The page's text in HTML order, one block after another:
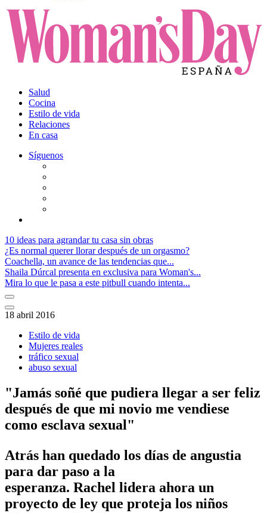
Salud
Cocina
Estilo de vida
Relaciones
En casa
Síguenos
10 ideas para agrandar tu casa sin obras
¿Es normal querer llorar después de un orgasmo?
Coachella, un avance de las tendencias que...
Shaila Dúrcal presenta en exclusiva para Woman's...
Mira lo que le pasa a este pitbull cuando intenta...
18 abril 2016
Estilo de vida
Mujeres reales
tráfico sexual
abuso sexual
"Jamás soñé que pudiera llegar a ser feliz
después de que mi novio me vendiese
como esclava sexual"
Atrás han quedado los días de angustia
para dar paso a la
esperanza. Rachel lidera ahora un
proyecto de ley que proteja los niños